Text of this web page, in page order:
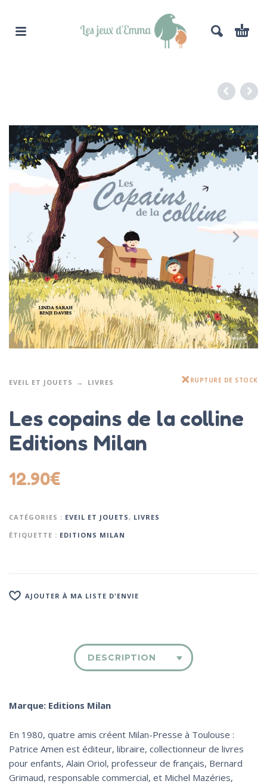
EVEIL ET JOUETS LIVRES RUPTURE DE STOCK
Les copains de la colline
Editions Milan
12.90€
CATÉGORIES : EVEIL ET JOUETS , LIVRES
ÉTIQUETTE : EDITIONS MILAN
AJOUTER À MA LISTE D'ENVIE
DESCRIPTION
Marque: Editions Milan
En 1980, quatre amis créent Milan-Presse à Toulouse :
Patrice Amen est éditeur, libraire, collectionneur de livres
pour enfants, Alain Oriol, professeur de français, Bernard
Grimaud, responsable commercial, et Michel Mazéries,